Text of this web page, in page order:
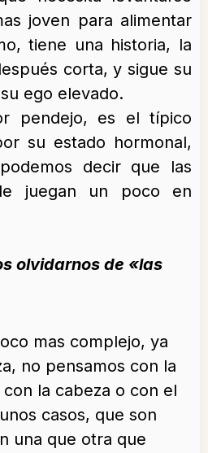
joven para alimentar
tiene una historia, la
corta, y sigue su
ego elevado.
pendejo, es el típico
su estado hormonal,
decir que las
juegan un poco en
olvidarnos de «las
mas complejo, ya
no pensamos con la
la cabeza o con el
casos, que son
una que otra que